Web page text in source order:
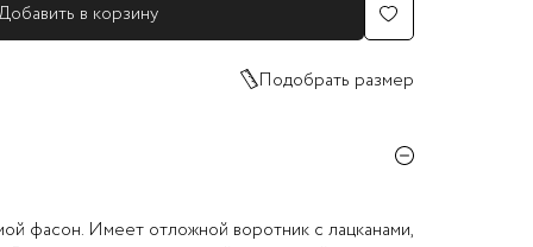
в корзину
Подобрать размер
фасон. Имеет отложной воротник с лацканами,